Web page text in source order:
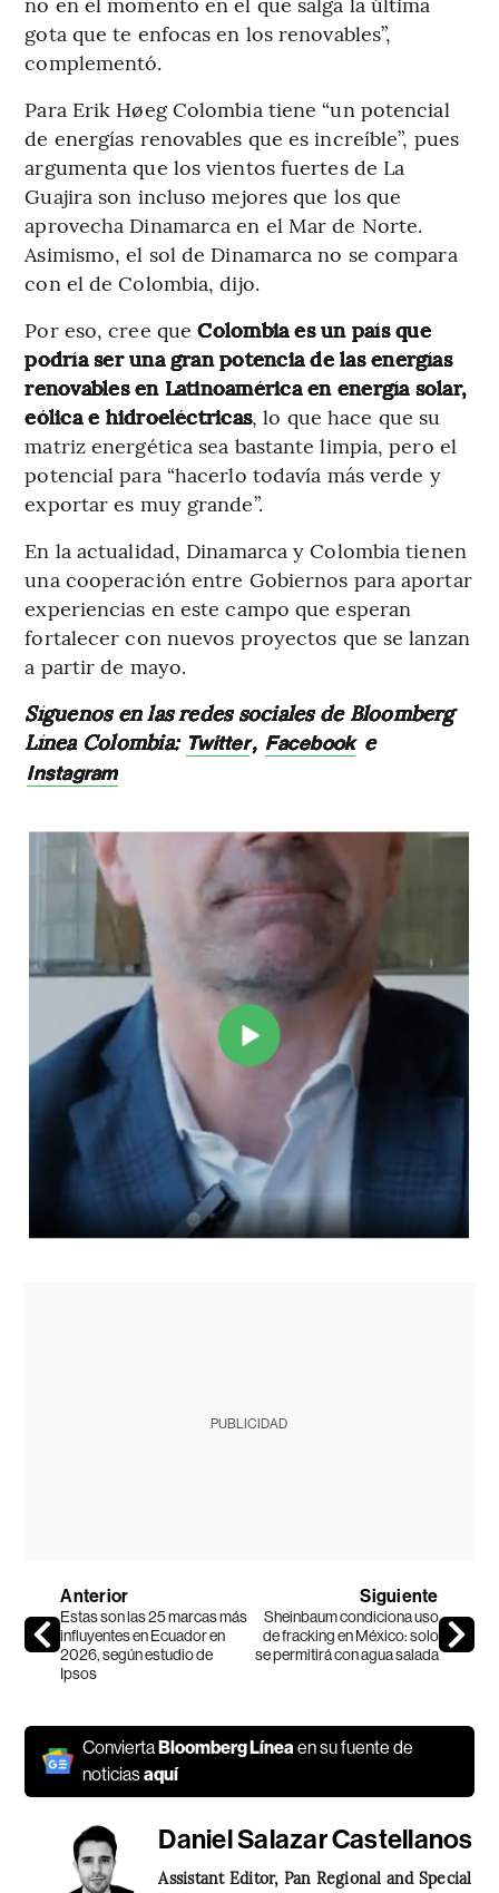
gota que te enfocas en los renovables”,
complementó.
Para Erik Høeg Colombia tiene “un potencial
de energías renovables que es increíble”, pues
argumenta que los vientos fuertes de La
Guajira son incluso mejores que los que
aprovecha Dinamarca en el Mar de Norte.
Asimismo, el sol de Dinamarca no se compara
con el de Colombia, dijo.
Por eso, cree que Colombia es un país que
podría ser una gran potencia de las energías
renovables en Latinoamérica en energía solar,
eólica e hidroeléctricas, lo que hace que su
matriz energética sea bastante limpia, pero el
potencial para “hacerlo todavía más verde y
exportar es muy grande”.
En la actualidad, Dinamarca y Colombia tienen
una cooperación entre Gobiernos para aportar
experiencias en este campo que esperan
fortalecer con nuevos proyectos que se lanzan
a partir de mayo.
Síguenos en las redes sociales de Bloomberg
Línea Colombia: Twitter, Facebook e
Instagram
PUBLICIDAD
Anterior
Estas son las 25 marcas más
influyentes en Ecuador en
2026, según estudio de
Ipsos
Siguiente
Sheinbaum condiciona uso
de fracking en México: solo
se permitirá con agua salada
ConviertaBloomberg Línea en su fuente de
noticiasaquí
Daniel Salazar Castellanos
Assistant Editor, Pan Regional and Special